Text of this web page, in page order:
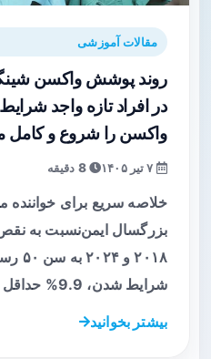
مقالات آموزشی
واکسن را شروع و کامل
8 دقیقه
بزرگسال ایمن‌نسبت به
شرایط شدن، 9.9% حداقل یک نوبت…
بیشتر بخوانید